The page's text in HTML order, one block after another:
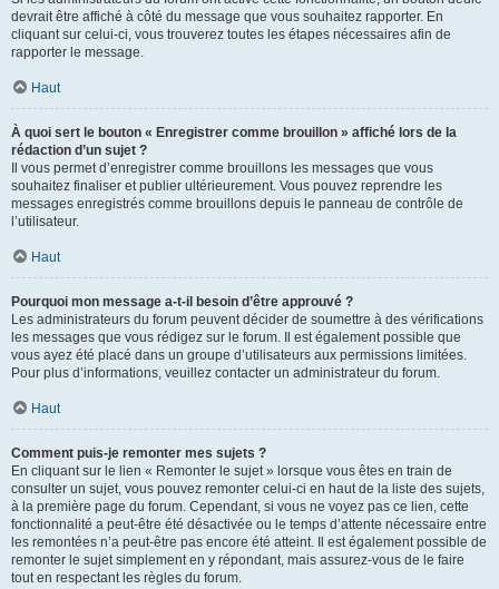
devrait être affiché à côté du message que vous souhaitez rapporter. En
cliquant sur celui-ci, vous trouverez toutes les étapes nécessaires afin de
rapporter le message.
Haut
À quoi sert le bouton « Enregistrer comme brouillon » affiché lors de la
rédaction d’un sujet ?
Il vous permet d’enregistrer comme brouillons les messages que vous
souhaitez finaliser et publier ultérieurement. Vous pouvez reprendre les
messages enregistrés comme brouillons depuis le panneau de contrôle de
l’utilisateur.
Haut
Pourquoi mon message a-t-il besoin d’être approuvé ?
Les administrateurs du forum peuvent décider de soumettre à des vérifications
les messages que vous rédigez sur le forum. Il est également possible que
vous ayez été placé dans un groupe d’utilisateurs aux permissions limitées.
Pour plus d’informations, veuillez contacter un administrateur du forum.
Haut
Comment puis-je remonter mes sujets ?
En cliquant sur le lien « Remonter le sujet » lorsque vous êtes en train de
consulter un sujet, vous pouvez remonter celui-ci en haut de la liste des sujets,
à la première page du forum. Cependant, si vous ne voyez pas ce lien, cette
fonctionnalité a peut-être été désactivée ou le temps d’attente nécessaire entre
les remontées n’a peut-être pas encore été atteint. Il est également possible de
remonter le sujet simplement en y répondant, mais assurez-vous de le faire
tout en respectant les règles du forum.